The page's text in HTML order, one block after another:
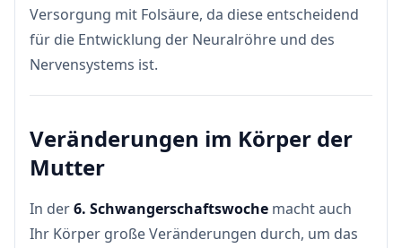
Versorgung mit Folsäure, da diese entscheidend
für die Entwicklung der Neuralröhre und des
Nervensystems ist.
Veränderungen im Körper der
Mutter
In der6. Schwangerschaftswoche macht auch
Ihr Körper große Veränderungen durch, um das